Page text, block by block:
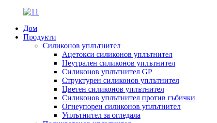
Дом
Продукти
Силиконов уплътнител
Ацетокси силиконов уплътнител
Неутрален силиконов уплътнител
Силиконов уплътнител GP
Структурен силиконов уплътнител
Цветен силиконов уплътнител
Силиконов уплътнител против гъбички
Огнеупорен силиконов уплътнител
Уплътнител за огледала